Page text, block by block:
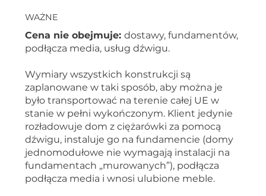
WAŻNE
Cena nie obejmuje:dostawy, fundamentów,
podłącza media, usług dźwigu.
Wymiary wszystkich konstrukcji są
zaplanowane w taki sposób, aby można je
było transportować na terenie całej UE w
stanie w pełni wykończonym. Klient jedynie
rozładowuje dom z ciężarówki za pomocą
dźwigu, instaluje go na fundamencie (domy
jednomodułowe nie wymagają instalacji na
fundamentach „murowanych”), podłącza
podłącza media i wnosi ulubione meble.